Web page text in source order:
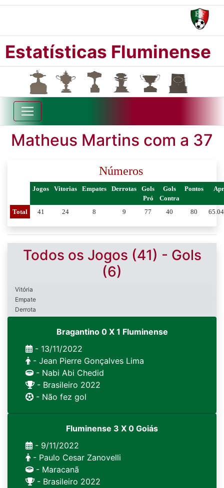
Estatísticas Fluminense
Matheus Martins com a 37
Números
Jogos Vitorias Empates Derrotas
Gols
Pró
Gols
Contra
Pontos Apr
Total 41 24 8 9 77 40 80
Todos os Jogos (41) - Gols
(6)
Vitória
Empate
Derrota
Bragantino 0 X 1 Fluminense
- 13/11/2022
- Jean Pierre Gonçalves Lima
- Nabi Abi Chedid
- Brasileiro 2022
- Não fez gol
Fluminense 3 X 0 Goiás
- 9/11/2022
- Paulo Cesar Zanovelli
- Maracanã
- Brasileiro 2022